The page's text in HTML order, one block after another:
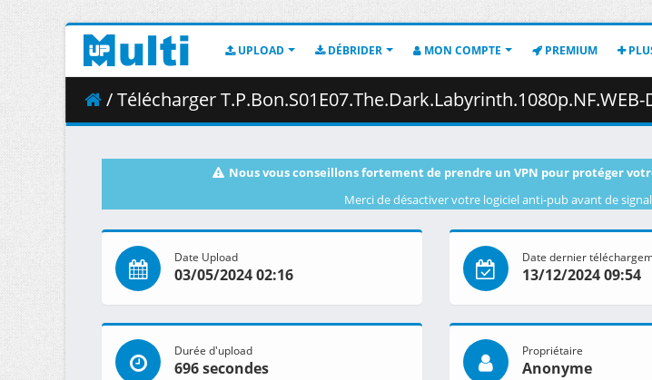
UPLOAD DÉBRIDER MON COMPTE PREMIUM
/ Télécharger T.P.Bon.S01E07.The.Dark.Labyrinth.1080p.NF.WEB-
Nous vous conseillons fortement de prendre un VPN pour protéger
Merci de désactiver votre logiciel anti-pub avant de
Date Upload
03/05/2024 02:16
Date dernier
13/12/2024 09:54
Durée d'upload
696 secondes
Propriétaire
Anonyme